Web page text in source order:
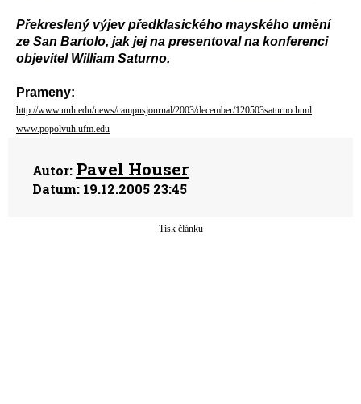
Překreslený výjev předklasického mayského umění
ze San Bartolo, jak jej na presentoval na konferenci
objevitel William Saturno.
Prameny:
http://www.unh.edu/news/campusjournal/2003/december/120503saturno.html
www.popolvuh.ufm.edu
Autor: Pavel Houser
Datum: 19.12.2005 23:45
Tisk článku